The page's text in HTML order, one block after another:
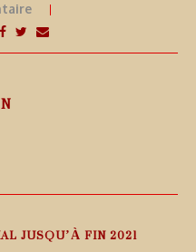
JUSQU’À FIN 2021